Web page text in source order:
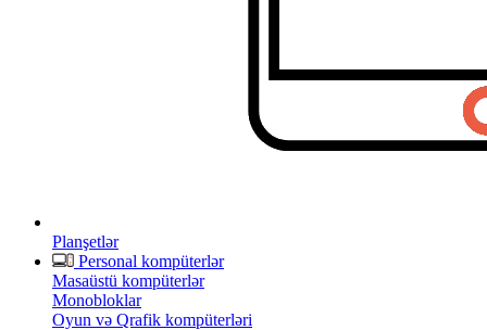
Planşetlər
Personal kompüterlər
Masaüstü kompüterlər
Monobloklar
Oyun və Qrafik kompüterləri